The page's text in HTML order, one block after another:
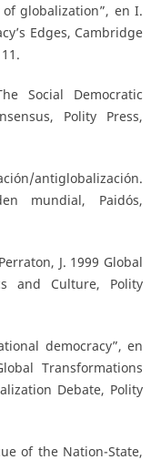
globalization”, en I.
Edges, Cambridge
Social Democratic
Polity Press,
antiglobalización.
mundial, Paidós,
J. 1999 Global
and Culture, Polity
democracy”, en
Transformations
Debate, Polity
of the Nation-State,